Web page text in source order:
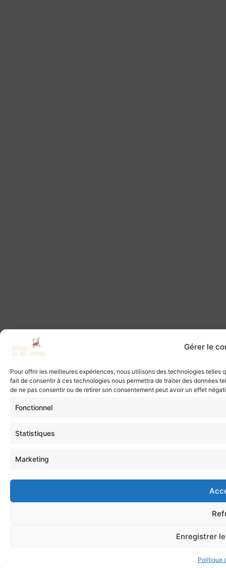
Gérer le
Pour offrir les meilleures expériences, nous utilisons des technologies
fait de consentir à ces technologies nous permettra de traiter des données
de ne pas consentir ou de retirer son consentement peut avoir un effet
Fonctionnel
Statistiques
Marketing
Enregistrer
Politique